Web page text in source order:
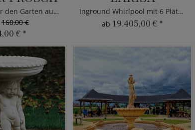
Froschfigur für den Garten aus Bronze
160,00 €
€ *
Inground Whirlpool mit 6 Plätzen
ab 19.405,00 € *